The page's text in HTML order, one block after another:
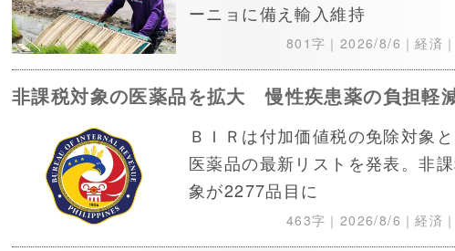
ーニョに備え輸入維持
801字｜ 2026/8/6 ｜経済｜
非課税対象の医薬品を拡大 慢性疾患薬の負担軽
ＢＩＲは付加価値税の免除対象
医薬品の最新リストを発表。非
象が2277品目に
463字｜ 2026/8/6 ｜経済｜